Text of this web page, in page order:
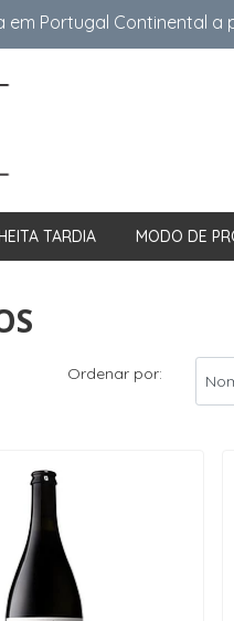
em Portugal Continental a
TARDIA MODO DE
Ordenar por: